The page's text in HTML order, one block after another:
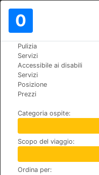
0
Pulizia
Servizi
Accessibile ai disabili
Servizi
Posizione
Prezzi
Categoria ospite:
Scopo del viaggio:
Ordina per:
Mondo>
Viva
+1 (1)8095626001